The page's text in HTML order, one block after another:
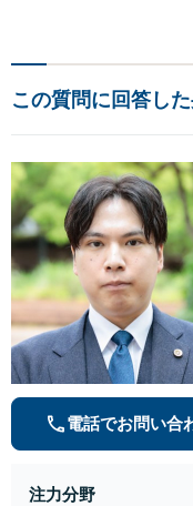
この質問に回答し
電話でお問い合
注力分野